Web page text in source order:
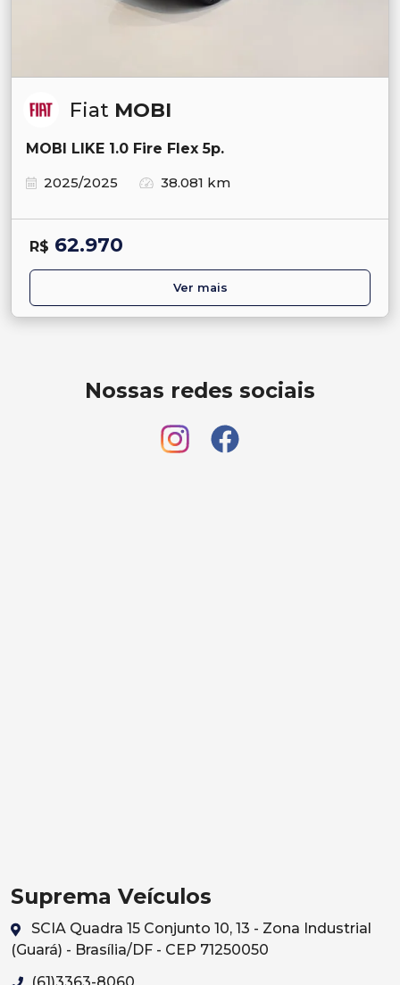
Fiat MOBI
MOBI LIKE 1.0 Fire Flex 5p.
2025/2025
38.081 km
R$ 62.970
Ver mais
Nossas redes sociais
Suprema Veículos
SCIA Quadra 15 Conjunto 10, 13 - Zona Industrial
(Guará) - Brasília/DF - CEP 71250050